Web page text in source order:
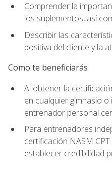
Comprender la
los suplementos, así
Describir las
positiva del cliente y la
Como te beneficiarás
Al obtener la
en cualquier gimnasio
entrenador personal
Para entrenadores
certificación NASM
establecer credibilidad